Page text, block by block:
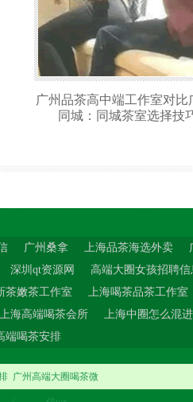
广州品茶高中端工作室对比
同城：同城茶室选择技
广州桑拿 上海品茶海选外卖
深圳qt资源网
高端大圈女孩招聘信
茶嫩茶工作室
上海喝茶品茶工作室
上海高端喝茶会所
上海中圈怎么混
端喝茶安排
广州高端大圈喝茶微